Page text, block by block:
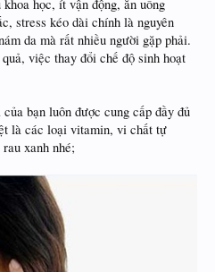
học, ít vận động, ăn uống
stress kéo dài chính là nguyên
da mà rất nhiều người gặp phải.
việc thay đổi chế độ sinh hoạt
bạn luôn được cung cấp đầy đủ
là các loại vitamin, vi chất tự
xanh nhé;